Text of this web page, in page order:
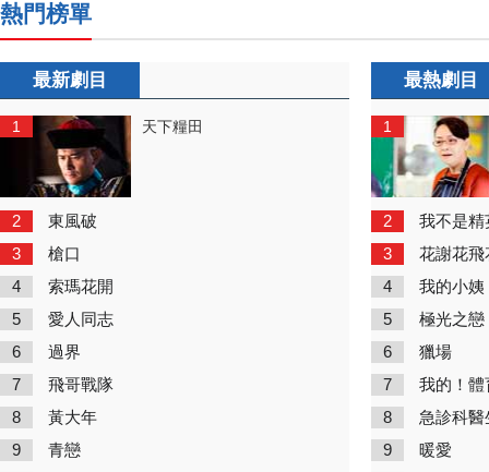
熱門榜單
最新劇目
1 天下糧田
2 東風破
3 槍口
4 索瑪花開
5 愛人同志
6 過界
7 飛哥戰隊
8 黃大年
9 青戀
最熱劇目
1
2 我不是精
3 花謝花飛
4 我的小姨
5 極光之戀
6 獵場
7 我的！體
8 急診科醫
9 暖愛